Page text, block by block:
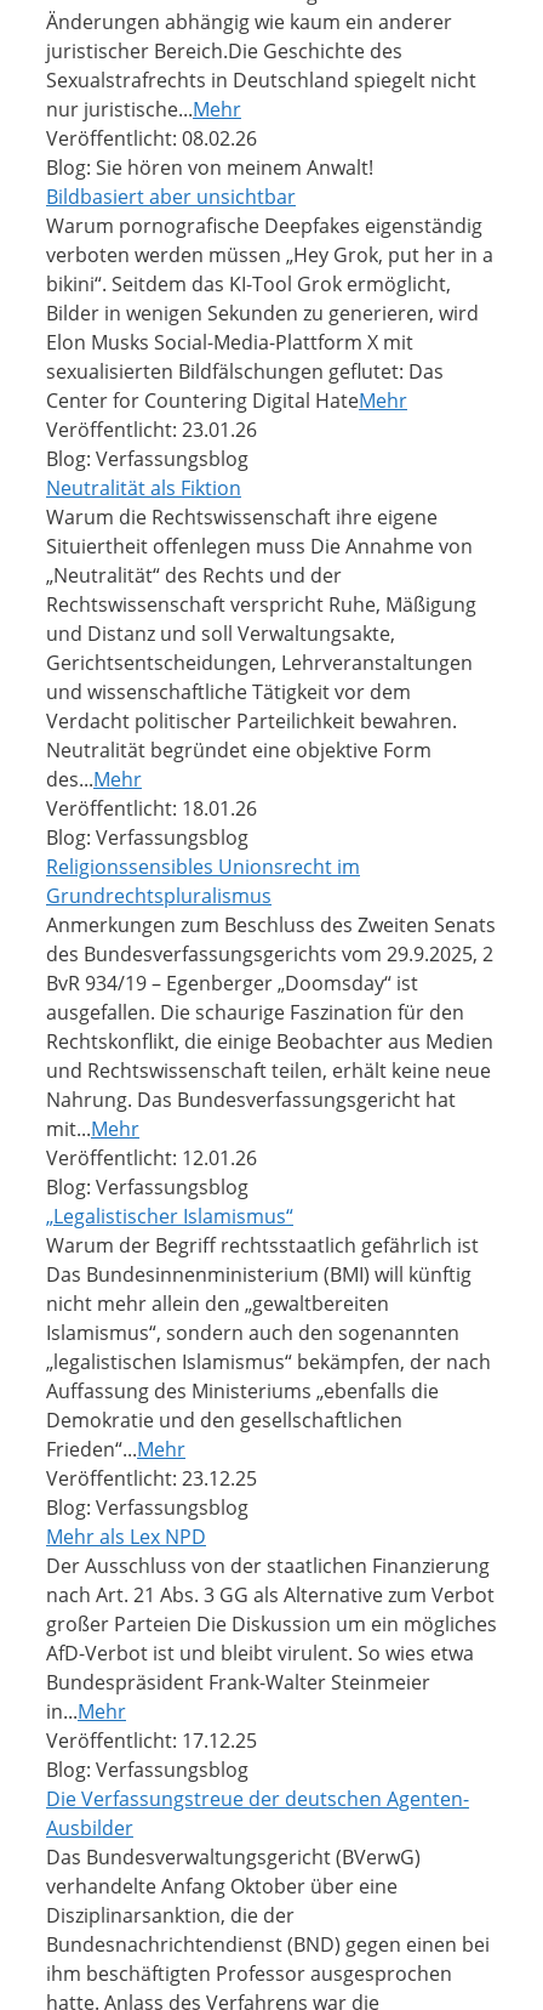
Änderungen abhängig wie kaum ein anderer
juristischer Bereich.Die Geschichte des
Sexualstrafrechts in Deutschland spiegelt nicht
nur juristische...Mehr
Veröffentlicht: 08.02.26
Blog: Sie hören von meinem Anwalt!
Bildbasiert aber unsichtbar
Warum pornografische Deepfakes eigenständig
verboten werden müssen „Hey Grok, put her in a
bikini“. Seitdem das KI-Tool Grok ermöglicht,
Bilder in wenigen Sekunden zu generieren, wird
Elon Musks Social-Media-Plattform X mit
sexualisierten Bildfälschungen geflutet: Das
Center for Countering Digital HateMehr
Veröffentlicht: 23.01.26
Blog: Verfassungsblog
Neutralität als Fiktion
Warum die Rechtswissenschaft ihre eigene
Situiertheit offenlegen muss Die Annahme von
„Neutralität“ des Rechts und der
Rechtswissenschaft verspricht Ruhe, Mäßigung
und Distanz und soll Verwaltungsakte,
Gerichtsentscheidungen, Lehrveranstaltungen
und wissenschaftliche Tätigkeit vor dem
Verdacht politischer Parteilichkeit bewahren.
Neutralität begründet eine objektive Form
des...Mehr
Veröffentlicht: 18.01.26
Blog: Verfassungsblog
Religionssensibles Unionsrecht im
Grundrechtspluralismus
Anmerkungen zum Beschluss des Zweiten Senats
des Bundesverfassungsgerichts vom 29.9.2025, 2
BvR 934/19 – Egenberger „Doomsday“ ist
ausgefallen. Die schaurige Faszination für den
Rechtskonflikt, die einige Beobachter aus Medien
und Rechtswissenschaft teilen, erhält keine neue
Nahrung. Das Bundesverfassungsgericht hat
mit...Mehr
Veröffentlicht: 12.01.26
Blog: Verfassungsblog
„Legalistischer Islamismus“
Warum der Begriff rechtsstaatlich gefährlich ist
Das Bundesinnenministerium (BMI) will künftig
nicht mehr allein den „gewaltbereiten
Islamismus“, sondern auch den sogenannten
„legalistischen Islamismus“ bekämpfen, der nach
Auffassung des Ministeriums „ebenfalls die
Demokratie und den gesellschaftlichen
Frieden“...Mehr
Veröffentlicht: 23.12.25
Blog: Verfassungsblog
Mehr als Lex NPD
Der Ausschluss von der staatlichen Finanzierung
nach Art. 21 Abs. 3 GG als Alternative zum Verbot
großer Parteien Die Diskussion um ein mögliches
AfD-Verbot ist und bleibt virulent. So wies etwa
Bundespräsident Frank-Walter Steinmeier
in...Mehr
Veröffentlicht: 17.12.25
Blog: Verfassungsblog
Die Verfassungstreue der deutschen Agenten-
Ausbilder
Das Bundesverwaltungsgericht (BVerwG)
verhandelte Anfang Oktober über eine
Disziplinarsanktion, die der
Bundesnachrichtendienst (BND) gegen einen bei
ihm beschäftigten Professor ausgesprochen
hatte. Anlass des Verfahrens war die